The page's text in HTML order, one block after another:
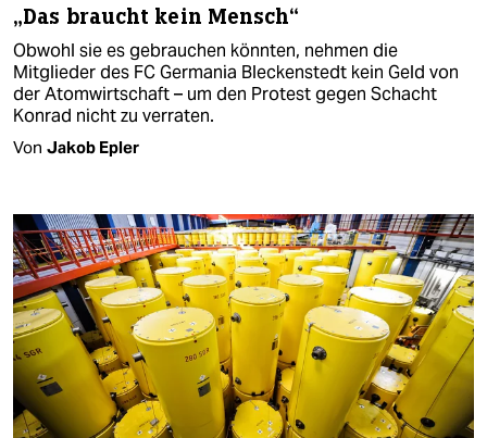
„Das braucht kein Mensch“
Obwohl sie es gebrauchen könnten, nehmen die
Mitglieder des FC Germania Bleckenstedt kein Geld von
der Atomwirtschaft – um den Protest gegen Schacht
Konrad nicht zu verraten.
Von Jakob Epler